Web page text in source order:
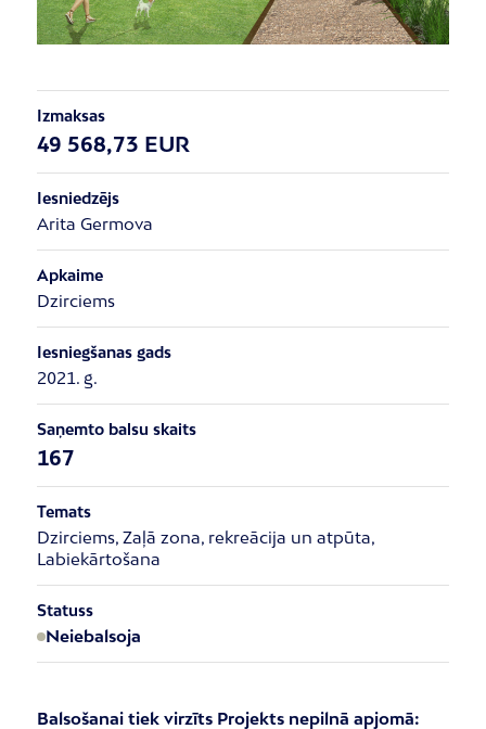
Izmaksas
49 568,73 EUR
Iesniedzējs
Arita Germova
Apkaime
Dzirciems
Iesniegšanas gads
2021. g.
Saņemto balsu skaits
167
Temats
Dzirciems, Zaļā zona, rekreācija un atpūta,
Labiekārtošana
Statuss
Neiebalsoja
Balsošanai tiek virzīts Projekts nepilnā apjomā: